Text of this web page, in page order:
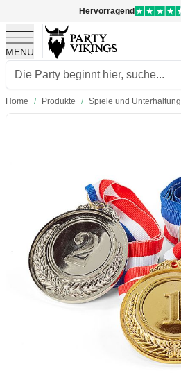
Hervorragend
MENU
Skip to Content
Home / Produkte / Spiele und Unterhaltung